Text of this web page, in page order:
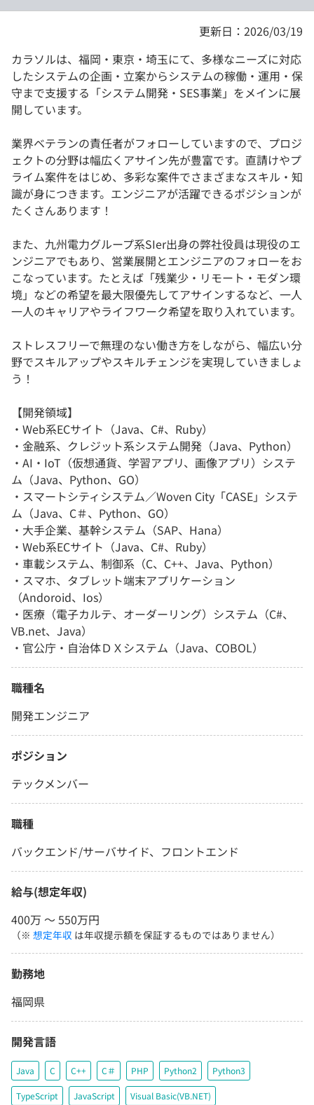
更新日：2026/03/19
カラソルは、福岡・東京・埼玉にて、多様なニーズに対応
したシステムの企画・立案からシステムの稼働・運用・保
守まで支援する「システム開発・SES事業」をメインに展
開しています。
業界ベテランの責任者がフォローしていますので、プロジ
ェクトの分野は幅広くアサイン先が豊富です。直請けやプ
ライム案件をはじめ、多彩な案件でさまざまなスキル・知
識が身につきます。エンジニアが活躍できるポジションが
たくさんあります！
また、九州電力グループ系SIer出身の弊社役員は現役のエ
ンジニアでもあり、営業展開とエンジニアのフォローをお
こなっています。たとえば「残業少・リモート・モダン環
境」などの希望を最大限優先してアサインするなど、一人
一人のキャリアやライフワーク希望を取り入れています。
ストレスフリーで無理のない働き方をしながら、幅広い分
野でスキルアップやスキルチェンジを実現していきましょ
う！
【開発領域】
・Web系ECサイト（Java、C#、Ruby）
・金融系、クレジット系システム開発（Java、Python）
・AI・IoT（仮想通貨、学習アプリ、画像アプリ）システ
ム（Java、Python、GO）
・スマートシティシステム／Woven City「CASE」システ
ム（Java、C＃、Python、GO）
・大手企業、基幹システム（SAP、Hana）
・Web系ECサイト（Java、C#、Ruby）
・車載システム、制御系（C、C++、Java、Python）
・スマホ、タブレット端末アプリケーション
（Andoroid、Ios）
・医療（電子カルテ、オーダーリング）システム（C#、
VB.net、Java）
・官公庁・自治体ＤＸシステム（Java、COBOL）
職種名
開発エンジニア
ポジション
テックメンバー
職種
バックエンド/サーバサイド、フロントエンド
給与(想定年収)
400万 〜 550万円
（※ 想定年収 は年収提示額を保証するものではありません）
勤務地
福岡県
開発言語
Java C C++ C＃ PHP Python2 Python3
TypeScript JavaScript Visual Basic(VB.NET)